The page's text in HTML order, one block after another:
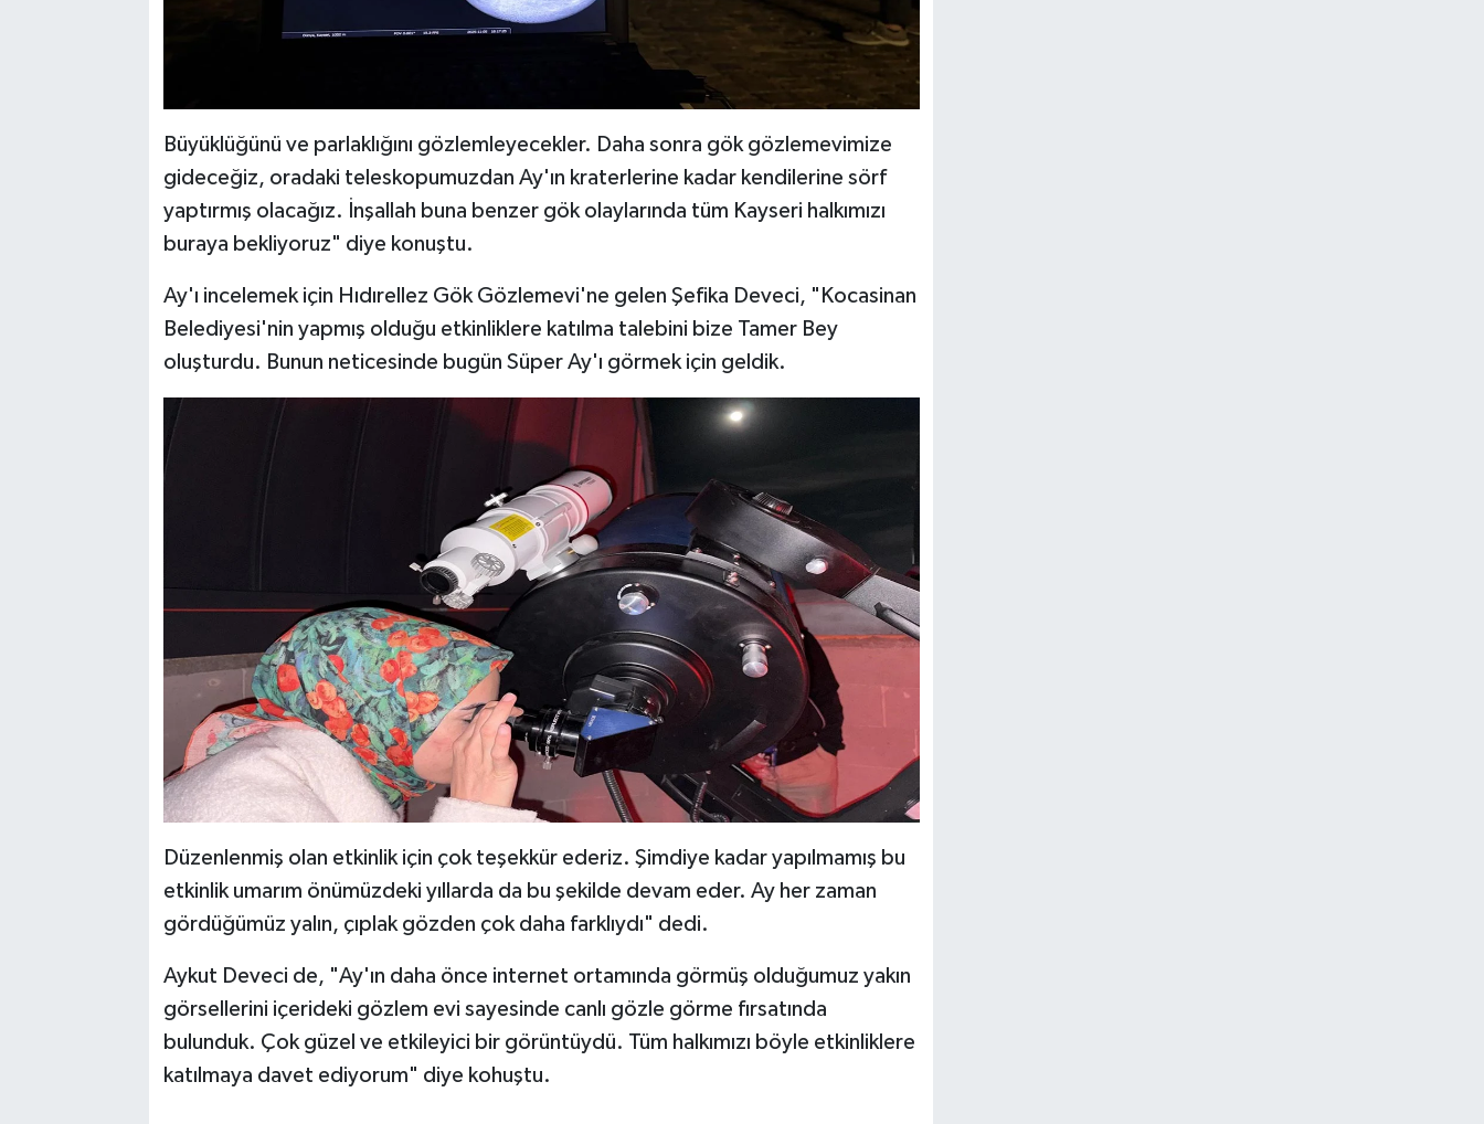
Büyüklüğünü ve parlaklığını gözlemleyecekler. Daha sonra gök gözlemevimize
gideceğiz, oradaki teleskopumuzdan Ay'ın kraterlerine kadar kendilerine sörf
yaptırmış olacağız. İnşallah buna benzer gök olaylarında tüm Kayseri halkımızı
buraya bekliyoruz" diye konuştu.
Ay'ı incelemek için Hıdırellez Gök Gözlemevi'ne gelen Şefika Deveci, "Kocasinan
Belediyesi'nin yapmış olduğu etkinliklere katılma talebini bize Tamer Bey
oluşturdu. Bunun neticesinde bugün Süper Ay'ı görmek için geldik.
Düzenlenmiş olan etkinlik için çok teşekkür ederiz. Şimdiye kadar yapılmamış bu
etkinlik umarım önümüzdeki yıllarda da bu şekilde devam eder. Ay her zaman
gördüğümüz yalın, çıplak gözden çok daha farklıydı" dedi.
Aykut Deveci de, "Ay'ın daha önce internet ortamında görmüş olduğumuz yakın
görsellerini içerideki gözlem evi sayesinde canlı gözle görme fırsatında
bulunduk. Çok güzel ve etkileyici bir görüntüydü. Tüm halkımızı böyle etkinliklere
katılmaya davet ediyorum" diye kohuştu.